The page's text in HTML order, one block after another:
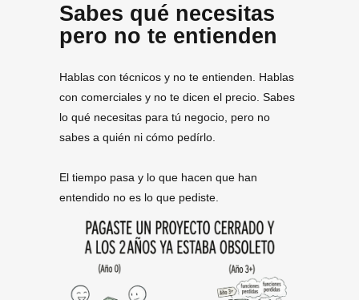
Sabes qué necesitas
pero no te entienden
Hablas con técnicos y no te entienden. Hablas
con comerciales y no te dicen el precio. Sabes
lo qué necesitas para tú negocio, pero no
sabes a quién ni cómo pedírlo.
El tiempo pasa y lo que hacen que han
entendido no es lo que pediste.